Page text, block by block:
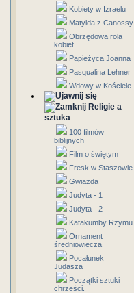
Kobiety w Izraelu
Matylda z Canossy
Obrzędowa rola
kobiet
Papieżyca Joanna
Pasqualina Lehner
Wdowy w Kościele
Religie a
sztuka
100 filmów
biblijnych
Film o świętym
Fresk w Staszowie
Gwiazda
Judyta - 1
Judyta - 2
Katakumby Rzymu
Ornament
średniowiecza
Pocałunek
Judasza
Początki sztuki
chrześci.